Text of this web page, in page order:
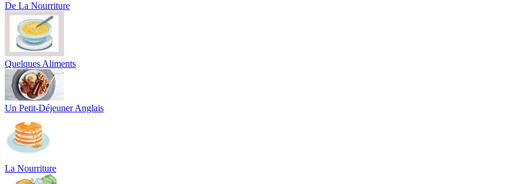
De La Nourriture
Quelques Aliments
Un Petit-Déjeuner Anglais
La Nourriture